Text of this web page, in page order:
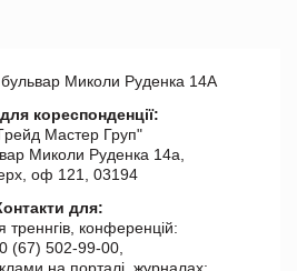
бульвар Миколи Руденка 14А
кореспонденції:
Мастер Груп"
Миколи Руденка 14а,
оф 121, 03194
для:
треннгів, конференцій:
(67) 502-99-00,